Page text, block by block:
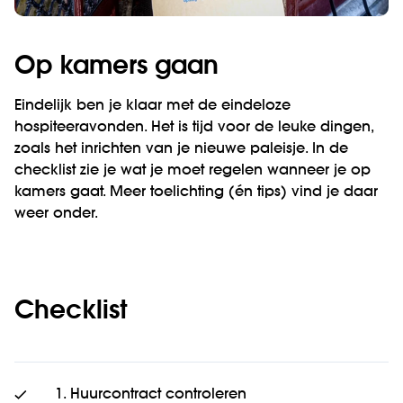
Op kamers gaan
Eindelijk ben je klaar met de eindeloze
hospiteeravonden. Het is tijd voor de leuke dingen,
zoals het inrichten van je nieuwe paleisje. In de
checklist zie je wat je moet regelen wanneer je op
kamers gaat. Meer toelichting (én tips) vind je daar
weer onder.
Checklist
1. Huurcontract controleren